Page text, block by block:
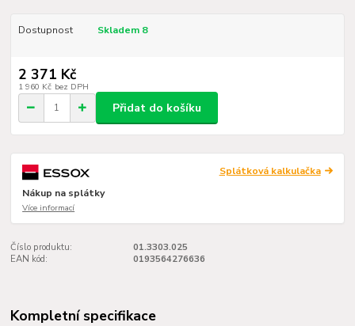
Dostupnost Skladem 8
2 371 Kč
1 960 Kč bez DPH
Přidat do košíku
Splátková kalkulačka
Nákup na splátky
Více informací
Číslo produktu:
01.3303.025
EAN kód:
0193564276636
Kompletní specifikace